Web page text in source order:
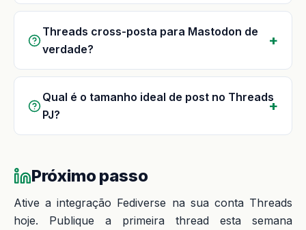
Threads cross-posta para Mastodon de
verdade?
Qual é o tamanho ideal de post no Threads
PJ?
Próximo passo
Ative a integração Fediverse na sua conta Threads
hoje. Publique a primeira thread esta semana